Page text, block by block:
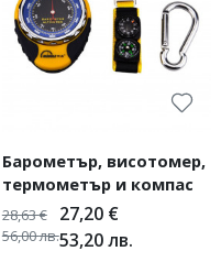
Барометър, висотомер,
термометър и компас
27,20 €
53,20лв.
28,63€
56,00лв.